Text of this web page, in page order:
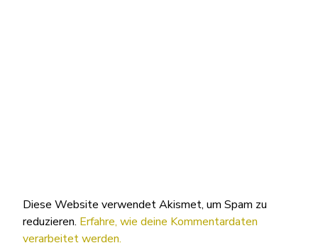
Diese Website verwendet Akismet, um Spam zu
reduzieren. Erfahre, wie deine Kommentardaten
verarbeitet werden.